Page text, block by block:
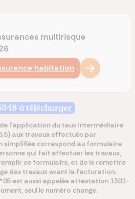
multirisque
habitation
à télécharger
l'application du taux intermédiaire
aux travaux effectués par
simplifiée correspond au formulaire
qui fait effectuer les travaux,
ce formulaire, et de le remettre
des travaux avant la facturation.
est aussi appelée attestation 1301-
seul le numéro change.